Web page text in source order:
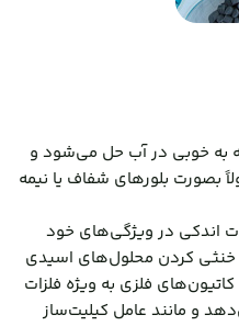
به خوبی در آب حل می‌شود و
بصورت بلورهای شفاف یا نیمه
اندکی در ویژگی‌های خود
خنثی کردن محلول‌های اسیدی
فلزی به ویژه فلزات
و مانند عامل کیلیت‌ساز